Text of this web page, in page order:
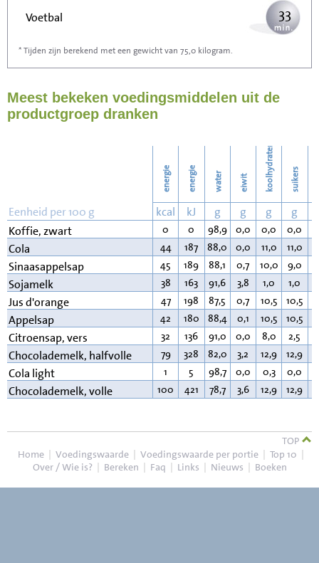
Voetbal 33
Stofzuigen
Strijken 109
125
* Tijden zijn berekend met een gewicht van 75,0 kilogram.
Meest bekeken voedingsmiddelen uit de
productgroep dranken
energie energie water eiwit koolhydraten suikers
Eenheid per 100 g kcal kJ g g g g
Koffie, zwart
0 0 98,9 0,0 0,0 0,0
Cola 44 187 88,0 0,0 11,0 11,0
Sinaasappelsap 45 189 88,1 0,7 10,0 9,0
Sojamelk 38 163 91,6 3,8 1,0 1,0
Jus d'orange 47 198 87,5 0,7 10,5 10,5
Appelsap 42 180 88,4 0,1 10,5 10,5
Citroensap, vers 32 136 91,0 0,0 8,0 2,5
Chocolademelk, halfvolle 79 328 82,0 3,2 12,9 12,9
Cola light 1 5 98,7 0,0 0,3 0,0
Chocolademelk, volle 100 421 78,7 3,6 12,9 12,9
TOP
Home | Voedingswaarde | Voedingswaarde per portie | Top 10 |
Over / Wie is? | Bereken | Faq | Links | Nieuws | Boeken